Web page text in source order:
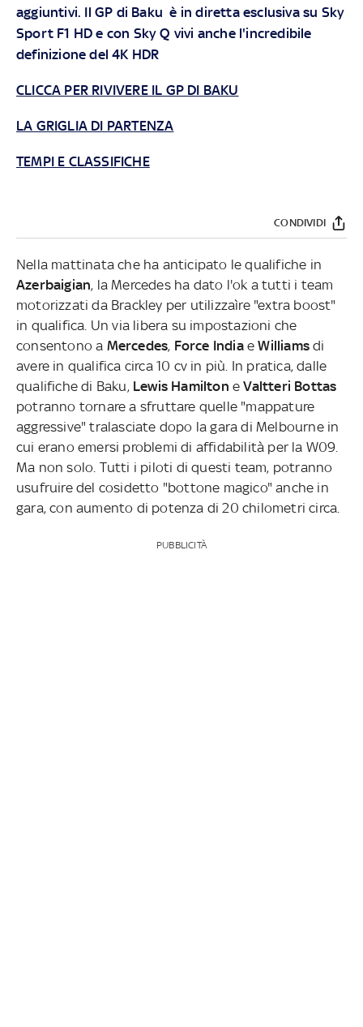
aggiuntivi. Il GP di Baku è in diretta esclusiva su Sky
Sport F1 HD e con Sky Q vivi anche l'incredibile
definizione del 4K HDR
CLICCA PER RIVIVERE IL GP DI BAKU
LA GRIGLIA DI PARTENZA
TEMPI E CLASSIFICHE
CONDIVIDI
Nella mattinata che ha anticipato le qualifiche in
Azerbaigian, la Mercedes ha dato l'ok a tutti i team
motorizzati da Brackley per utilizzaìre "extra boost"
in qualifica. Un via libera su impostazioni che
consentono a Mercedes, Force IndiaeWilliams di
avere in qualifica circa 10 cv in più. In pratica, dalle
qualifiche di Baku, Lewis Hamilton eValtteri Bottas
potranno tornare a sfruttare quelle "mappature
aggressive" tralasciate dopo la gara di Melbourne in
cui erano emersi problemi di affidabilità per la W09.
Ma non solo. Tutti i piloti di questi team, potranno
usufruire del cosidetto "bottone magico" anche in
gara, con aumento di potenza di 20 chilometri circa.
PUBBLICITÀ